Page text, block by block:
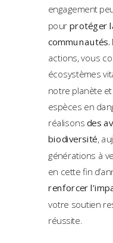
engagement
pourprotéger
communautés.
actions, vous
écosystèmes
notre planète
espèces en
réalisonsdes
biodiversité,
générations à
en cette fin
renforcer
votre soutien
réussite.